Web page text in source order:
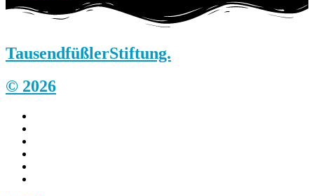
TausendfüßlerStiftung.
© 2026